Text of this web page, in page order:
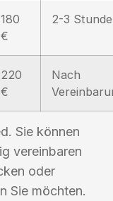
180
€
2-3
220
€
Nach
Sie können
vereinbaren
oder
Sie möchten.